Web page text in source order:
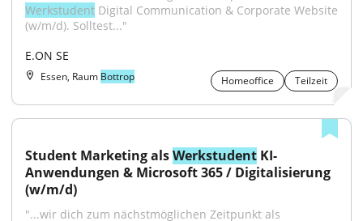
Werkstudent Digital Communication & Corporate Website
(w/m/d). Solltest..."
E.ON SE
Essen, Raum Bottrop Homeoffice Teilzeit
Student Marketing als Werkstudent KI-
Anwendungen & Microsoft 365 / Digitalisierung
(w/m/d)